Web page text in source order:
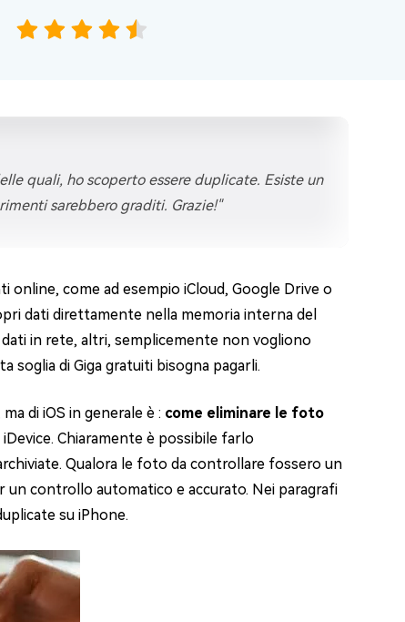
quali, ho scoperto essere duplicate. Esiste un
sarebbero graditi. Grazie!"
online, come ad esempio iCloud, Google Drive o
dati direttamente nella memoria interna del
in rete, altri, semplicemente non vogliono
soglia di Giga gratuiti bisogna pagarli.
di iOS in generale è : come eliminare le foto
Chiaramente è possibile farlo
Qualora le foto da controllare fossero un
un controllo automatico e accurato. Nei paragrafi
su iPhone.